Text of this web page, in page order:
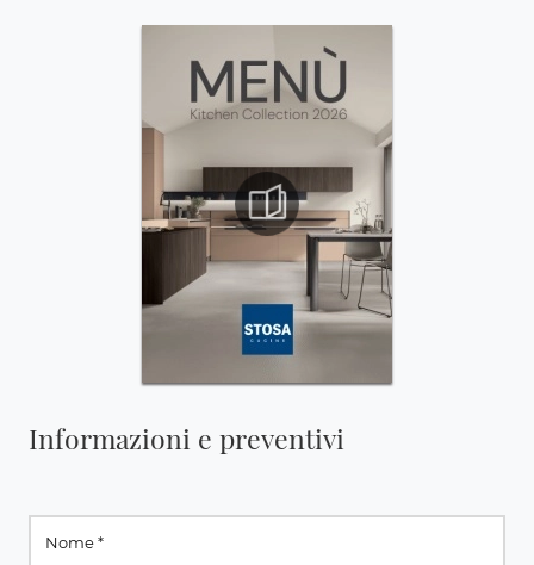
Informazioni e preventivi